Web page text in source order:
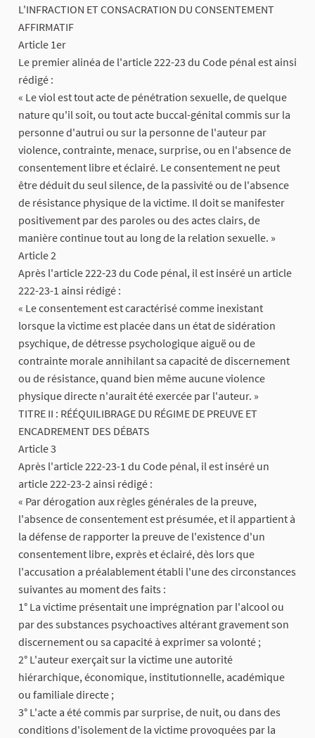
L'INFRACTION ET CONSACRATION DU CONSENTEMENT
AFFIRMATIF
​Article 1er
Le premier alinéa de l'article 222-23 du Code pénal est ainsi
rédigé :
« Le viol est tout acte de pénétration sexuelle, de quelque
nature qu'il soit, ou tout acte buccal-génital commis sur la
personne d'autrui ou sur la personne de l'auteur par
violence, contrainte, menace, surprise, ou en l'absence de
consentement libre et éclairé. Le consentement ne peut
être déduit du seul silence, de la passivité ou de l'absence
de résistance physique de la victime. Il doit se manifester
positivement par des paroles ou des actes clairs, de
manière continue tout au long de la relation sexuelle. »
​Article 2
Après l'article 222-23 du Code pénal, il est inséré un article
222-23-1 ainsi rédigé :
« Le consentement est caractérisé comme inexistant
lorsque la victime est placée dans un état de sidération
psychique, de détresse psychologique aiguë ou de
contrainte morale annihilant sa capacité de discernement
ou de résistance, quand bien même aucune violence
physique directe n'aurait été exercée par l'auteur. »
​TITRE II : RÉÉQUILIBRAGE DU RÉGIME DE PREUVE ET
ENCADREMENT DES DÉBATS
​Article 3
Après l'article 222-23-1 du Code pénal, il est inséré un
article 222-23-2 ainsi rédigé :
« Par dérogation aux règles générales de la preuve,
l'absence de consentement est présumée, et il appartient à
la défense de rapporter la preuve de l'existence d'un
consentement libre, exprès et éclairé, dès lors que
l'accusation a préalablement établi l'une des circonstances
suivantes au moment des faits :
1° La victime présentait une imprégnation par l'alcool ou
par des substances psychoactives altérant gravement son
discernement ou sa capacité à exprimer sa volonté ;
2° L'auteur exerçait sur la victime une autorité
hiérarchique, économique, institutionnelle, académique
ou familiale directe ;
3° L'acte a été commis par surprise, de nuit, ou dans des
conditions d'isolement de la victime provoquées par la